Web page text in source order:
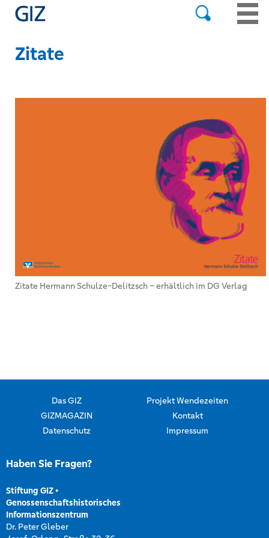
Zitate
Zitate Hermann Schulze-Delitzsch – erhältlich im DG Verlag
Das GIZ
Projekt Wendezeiten
GIZMAGAZIN
Kontakt
Datenschutz
Impressum
Haben Sie Fragen?
Stiftung GIZ•
Genossenschaftshistorisches
Informationszentrum
Dr. Peter Gleber